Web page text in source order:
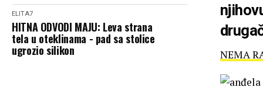
ELITA7
HITNA ODVODI MAJU: Leva strana
tela u oteklinama - pad sa stolice
ugrozio silikon NEMA